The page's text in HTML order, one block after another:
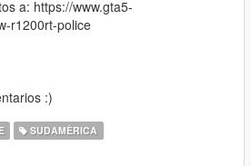
a: https://www.gta5-
r1200rt-police
:)
SUDAMÈRICA